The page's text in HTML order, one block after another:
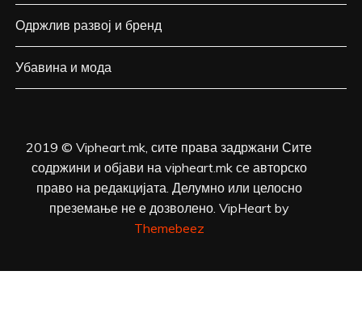
Одржлив развој и бренд
Убавина и мода
2019 © Vipheart.mk, сите права задржани Сите
содржини и објави на vipheart.mk се авторско
право на редакцијата. Делумно или целосно
преземање не е дозволено. VipHeart by
Themebeez